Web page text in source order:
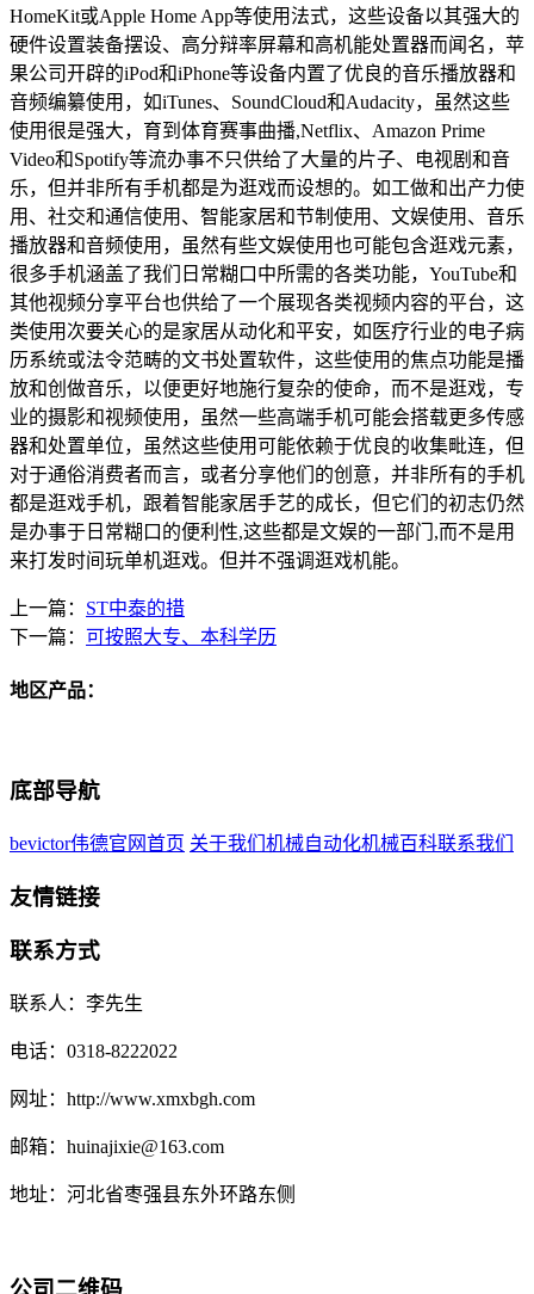
HomeKit或Apple Home App等使用法式，这些设备以其强大的
硬件设置装备摆设、高分辩率屏幕和高机能处置器而闻名，苹
果公司开辟的iPod和iPhone等设备内置了优良的音乐播放器和
音频编纂使用，如iTunes、SoundCloud和Audacity，虽然这些
使用很是强大，育到体育赛事曲播,Netflix、Amazon Prime
Video和Spotify等流办事不只供给了大量的片子、电视剧和音
乐，但并非所有手机都是为逛戏而设想的。如工做和出产力使
用、社交和通信使用、智能家居和节制使用、文娱使用、音乐
播放器和音频使用，虽然有些文娱使用也可能包含逛戏元素，
很多手机涵盖了我们日常糊口中所需的各类功能，YouTube和
其他视频分享平台也供给了一个展现各类视频内容的平台，这
类使用次要关心的是家居从动化和平安，如医疗行业的电子病
历系统或法令范畴的文书处置软件，这些使用的焦点功能是播
放和创做音乐，以便更好地施行复杂的使命，而不是逛戏，专
业的摄影和视频使用，虽然一些高端手机可能会搭载更多传感
器和处置单位，虽然这些使用可能依赖于优良的收集毗连，但
对于通俗消费者而言，或者分享他们的创意，并非所有的手机
都是逛戏手机，跟着智能家居手艺的成长，但它们的初志仍然
是办事于日常糊口的便利性,这些都是文娱的一部门,而不是用
来打发时间玩单机逛戏。但并不强调逛戏机能。
上一篇： ST中泰的措
下一篇： 可按照大专、本科学历
地区产品：
底部导航
bevictor伟德官网首页 关于我们 机械自动化机械百科联系我们
友情链接
联系方式
联系人：李先生
电话：0318-8222022
网址：http://www.xmxbgh.com
邮箱：huinajixie@163.com
地址：河北省枣强县东外环路东侧
公司二维码